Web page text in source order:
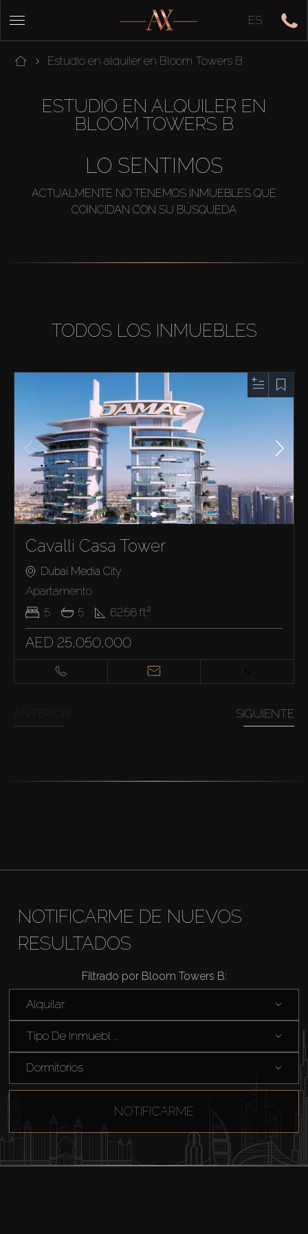
ES
Estudio en alquiler en Bloom Towers B
ESTUDIO EN ALQUILER EN
BLOOM TOWERS B
LO SENTIMOS
ACTUALMENTE NO TENEMOS INMUEBLES QUE
COINCIDAN CON SU BÚSQUEDA
TODOS LOS INMUEBLES
Cavalli Casa Tower
Dubai Media City
Apartamento
5
5 6256 ft²
AED 25,050,000
SIGUIENTE
NOTIFICARME DE NUEVOS
RESULTADOS
Filtrado por Bloom Towers B:
Alquilar
Tipo De Inmuebl ...
Dormitorios
NOTIFICARME